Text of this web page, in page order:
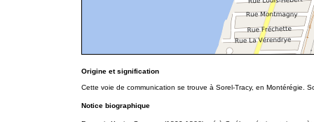
Origine et signification
Cette voie de communication se trouve à Sorel-Tracy, en Montérégie.
Notice biographique